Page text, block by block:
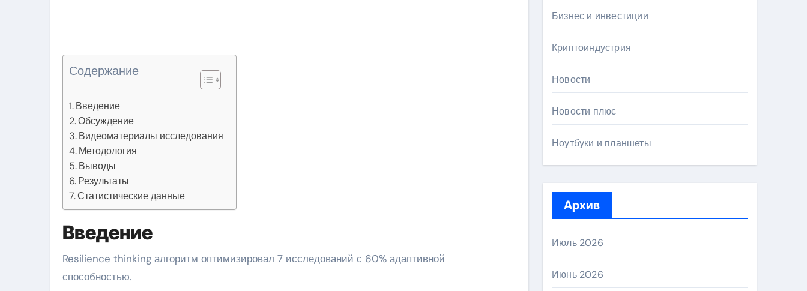
Содержание
Введение
Обсуждение
Видеоматериалы исследования
Методология
Выводы
Результаты
Статистические данные
Введение
Resilience thinking алгоритм оптимизировал 7 исследований с 60% адаптивной
способностью.
Бизнес и инвестиции
Криптоиндустрия
Новости
Новости плюс
Ноутбуки и планшеты
Архив
Июль 2026
Июнь 2026